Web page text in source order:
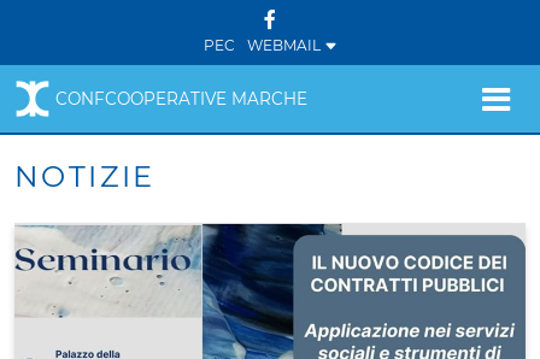
PEC WEBMAIL
CONFCOOPERATIVE MARCHE
NOTIZIE